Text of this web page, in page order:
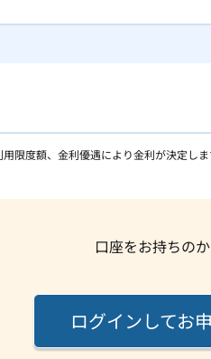
限度額、金利優遇により金利が決定し
口座をお持ちの
ログインしてお